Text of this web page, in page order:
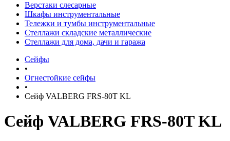
Верстаки слесарные
Шкафы инструментальные
Тележки и тумбы инструментальные
Стеллажи складские металлические
Стеллажи для дома, дачи и гаража
Сейфы
•
Огнестойкие сейфы
•
Сейф VALBERG FRS-80T KL
Сейф VALBERG FRS-80T KL